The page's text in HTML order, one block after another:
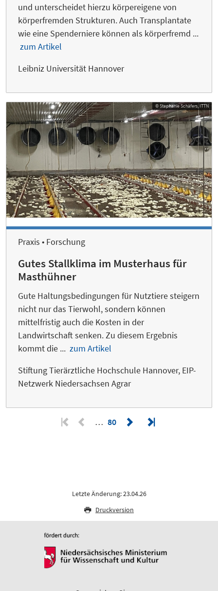
und unterscheidet hierzu körpereigene von
körperfremden Strukturen. Auch Transplantate
wie eine Spenderniere können als körperfremd ...
zum Artikel
Leibniz Universität Hannover
© Stephanie Schäfers, ITTN
Praxis • Forschung
Gutes Stallklima im Musterhaus für
Masthühner
Gute Haltungsbedingungen für Nutztiere steigern
nicht nur das Tierwohl, sondern können
mittelfristig auch die Kosten in der
Landwirtschaft senken. Zu diesem Ergebnis
kommt die ... zum Artikel
Stiftung Tierärztliche Hochschule Hannover, EIP-
Netzwerk Niedersachsen Agrar
… 80
Letzte Änderung: 23.04.26
Druckversion